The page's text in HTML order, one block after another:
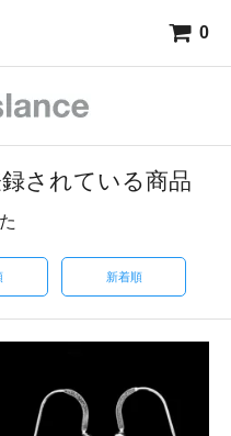
0
録されている商品
新着順